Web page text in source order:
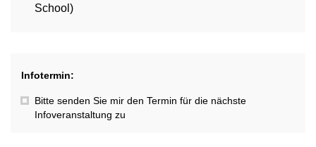
School)
Bitte senden Sie mir den Termin für die nächste
Infoveranstaltung zu
Infotermin: